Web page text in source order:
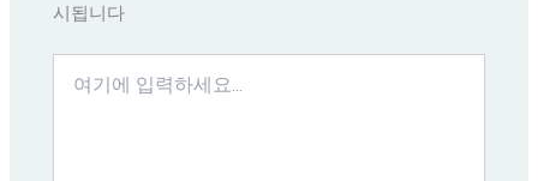
시됩니다